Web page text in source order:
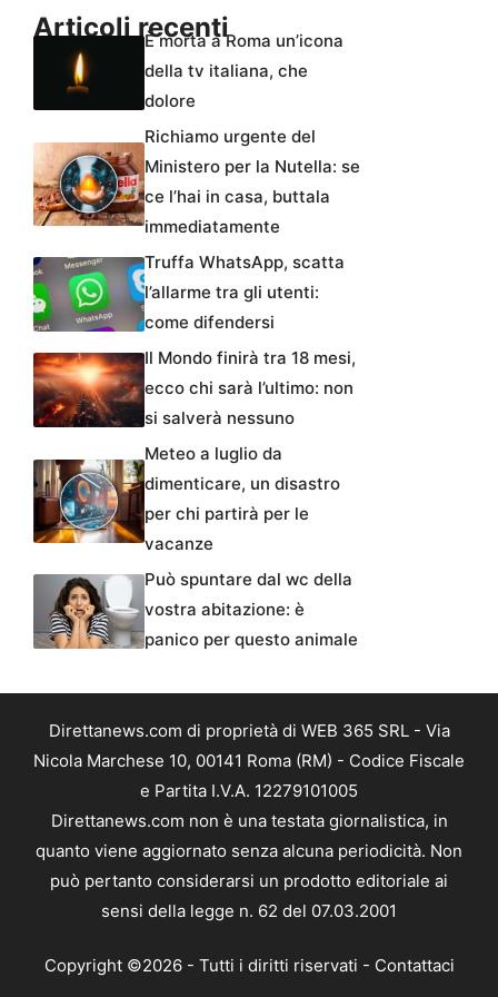
Articoli recentiÈ morta a Roma un’icona
della tv italiana, che
dolore
Richiamo urgente del
Ministero per la Nutella: se
ce l’hai in casa, buttala
immediatamente
Truffa WhatsApp, scatta
l’allarme tra gli utenti:
come difendersi
Il Mondo finirà tra 18 mesi,
ecco chi sarà l’ultimo: non
si salverà nessuno
Meteo a luglio da
dimenticare, un disastro
per chi partirà per le
vacanze
Può spuntare dal wc della
vostra abitazione: è
panico per questo animale
Direttanews.com di proprietà di WEB 365 SRL - Via
Nicola Marchese 10, 00141 Roma (RM) - Codice Fiscale
e Partita I.V.A. 12279101005
Direttanews.com non è una testata giornalistica, in
quanto viene aggiornato senza alcuna periodicità. Non
può pertanto considerarsi un prodotto editoriale ai
sensi della legge n. 62 del 07.03.2001
Copyright ©2026 - Tutti i diritti riservati - Contattaci